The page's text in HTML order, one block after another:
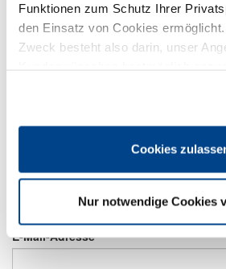
Funktionen zum Schutz Ihrer
den Einsatz von Cookies
Zweck besteht also darin, unser
Cookies
Nur notwendige Cookies
Internet-Adresse
E-Mail-Adresse*